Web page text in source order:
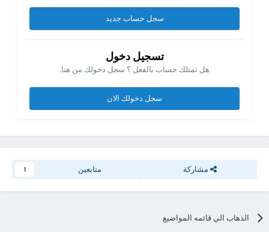
سجل حساب جديد
تسجيل دخول
هل تمتلك حساب بالفعل ؟ سجل دخولك من هنا.
سجل دخولك الان
مشاركة متابعين 1
الذهاب الي قائمه المواضيع